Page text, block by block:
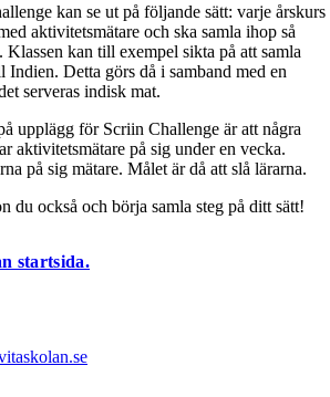
kan se ut på följande sätt: varje årskurs
aktivitetsmätare och ska samla ihop så
Klassen kan till exempel sikta på att samla
Indien. Detta görs då i samband med en
serveras indisk mat.
upplägg för Scriin Challenge är att några
aktivitetsmätare på sig under en vecka.
på sig mätare. Målet är då att slå lärarna.
du också och börja samla steg på ditt sätt!